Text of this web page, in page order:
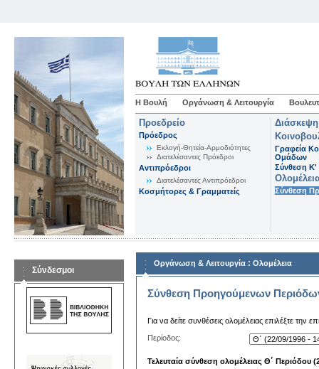
Η Βουλή Οργάνωση & Λειτουργία
Προεδρείο
Πρόεδρος
Εκλογή-Θητεία-Αρμοδιότητες
Διατελέσαντες Πρόεδροι
Αντιπρόεδροι
Διατελέσαντες Αντιπρόεδροι
Κοσμήτορες & Γραμματείς
Γραφεία
Ομάδων
Σύνθεση K'
Σύνθεση
Σύνδεσμοι
Οργάνωση & Λειτουργία : Ολομέλεια
Σύνθεση Προηγούμενων
Για να δείτε συνθέσεις ολομέλειας επιλέξτε την
Περίοδος:
Τελευταία σύνθεση ολομέλειας Θ΄ Περιόδου